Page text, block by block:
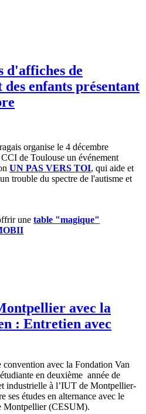
d'affiches de
enfants présentant
organise le 4 décembre
de Toulouse un événement
UN PAS VERS TOI, qui aide et
trouble du spectre de l'autisme et
une table "magique"
avec la
: Entretien avec
avec la Fondation Van
en deuxième année de
industrielle à l’IUT de Montpellier-
études en alternance avec le
Montpellier (CESUM).